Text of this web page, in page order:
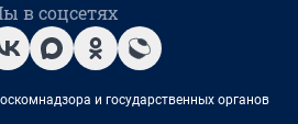
в соцсетях
и государственных органов